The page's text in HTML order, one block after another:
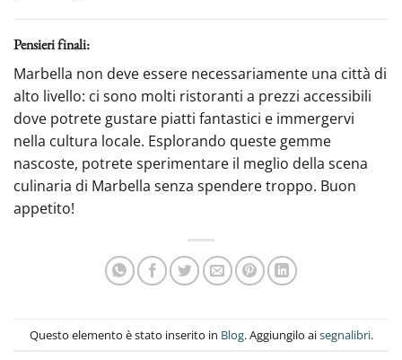
Pensieri finali:
Marbella non deve essere necessariamente una città di
alto livello: ci sono molti ristoranti a prezzi accessibili
dove potrete gustare piatti fantastici e immergervi
nella cultura locale. Esplorando queste gemme
nascoste, potrete sperimentare il meglio della scena
culinaria di Marbella senza spendere troppo. Buon
appetito!
Questo elemento è stato inserito in Blog. Aggiungilo aisegnalibri.